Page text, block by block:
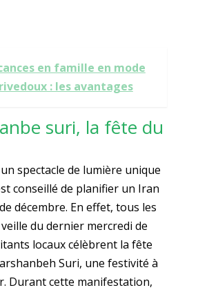
en famille en mode
: les avantages
suri, la fête du
spectacle de lumière unique
conseillé de planifier un Iran
décembre. En effet, tous les
du dernier mercredi de
locaux célèbrent la fête
Suri, une festivité à
Durant cette manifestation,